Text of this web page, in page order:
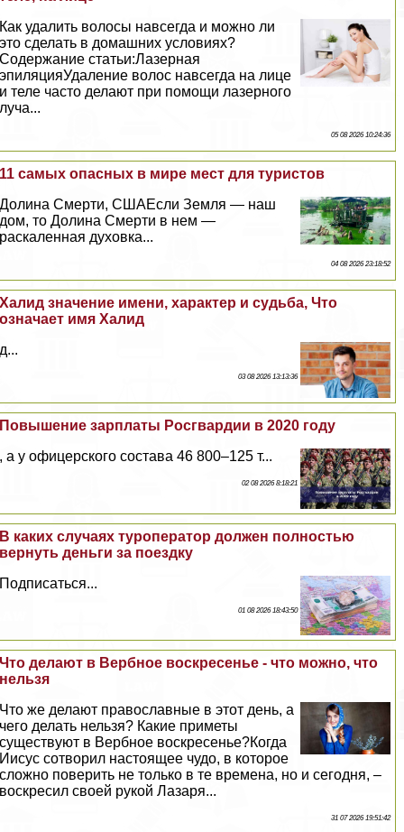
Как удалить волосы навсегда и можно ли
это сделать в домашних условиях?
Содержание статьи:Лазерная
эпиляцияУдаление волос навсегда на лице
и теле часто делают при помощи лазерного
луча...
05 08 2026 10:24:36
11 самых опасных в мире мест для туристов
Долина Cмepти, СШАЕсли Земля — наш
дом, то Долина Cмepти в нем —
раскаленная духовка...
04 08 2026 23:18:52
Халид значение имени, хаpaктер и судьба, Что
означает имя Халид
д...
03 08 2026 13:13:36
Повышение зарплаты Росгвардии в 2020 году
, а у офицерского состава 46 800–125 т...
02 08 2026 8:18:21
В каких случаях туроператор должен полностью
вернуть деньги за поездку
Подписаться...
01 08 2026 18:43:50
Что делают в Вербное воскресенье - что можно, что
нельзя
Что же делают православные в этот день, а
чего делать нельзя? Какие приметы
существуют в Вербное воскресенье?Когда
Иисус сотворил настоящее чудо, в которое
сложно поверить не только в те времена, но и сегодня, –
воскресил своей рукой Лазаря...
31 07 2026 19:51:42